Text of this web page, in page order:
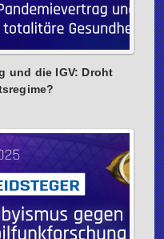
und die IGV: Droht